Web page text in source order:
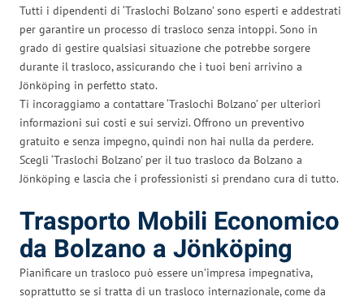
Tutti i dipendenti di ‘Traslochi Bolzano’ sono esperti e addestrati
per garantire un processo di trasloco senza intoppi. Sono in
grado di gestire qualsiasi situazione che potrebbe sorgere
durante il trasloco, assicurando che i tuoi beni arrivino a
Jönköping in perfetto stato.
Ti incoraggiamo a contattare ‘Traslochi Bolzano’ per ulteriori
informazioni sui costi e sui servizi. Offrono un preventivo
gratuito e senza impegno, quindi non hai nulla da perdere.
Scegli ‘Traslochi Bolzano’ per il tuo trasloco da Bolzano a
Jönköping e lascia che i professionisti si prendano cura di tutto.
Trasporto Mobili Economico
da Bolzano a Jönköping
Pianificare un trasloco può essere un’impresa impegnativa,
soprattutto se si tratta di un trasloco internazionale, come da